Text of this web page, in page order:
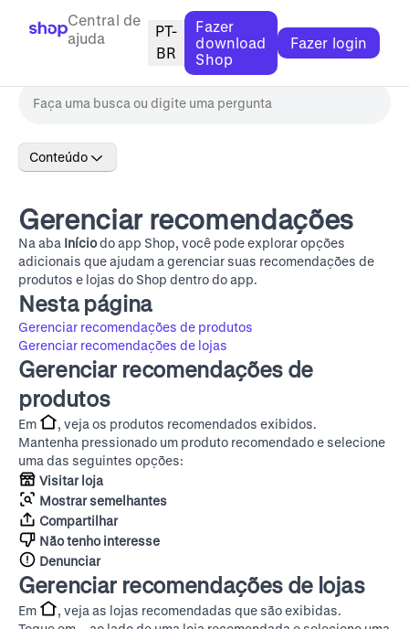
Central de
ajuda
PT-
BR
Fazer
download
Shop
Fazer login
Conteúdo
Gerenciar recomendações
Na aba Iníciodo app Shop, você pode explorar opções
adicionais que ajudam a gerenciar suas recomendações de
produtos e lojas do Shop dentro do app.
Nesta página
Gerenciar recomendações de produtos
Gerenciar recomendações de lojas
Gerenciar recomendações de
produtos
Em
, veja os produtos recomendados exibidos.
Mantenha pressionado um produto recomendado e selecione
uma das seguintes opções:
Visitar loja
Mostrar semelhantes
Compartilhar
Não tenho interesse
Denunciar
Gerenciar recomendações de lojas
Em
, veja as lojas recomendadas que são exibidas.